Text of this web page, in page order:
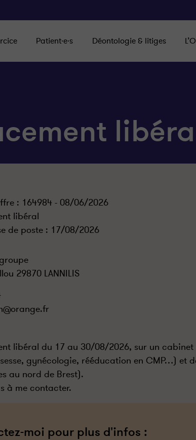
Patient·e·s Déontologie & litiges
: 164984 - 08/06/2026
libéral
de poste : 17/08/2026
29870 LANNILIS
libéral du 17 au 30/08/2026, sur un
gynécologie, rééducation en CMP…) et
au nord de Brest).
à me contacter.
moi pour plus d'infos :